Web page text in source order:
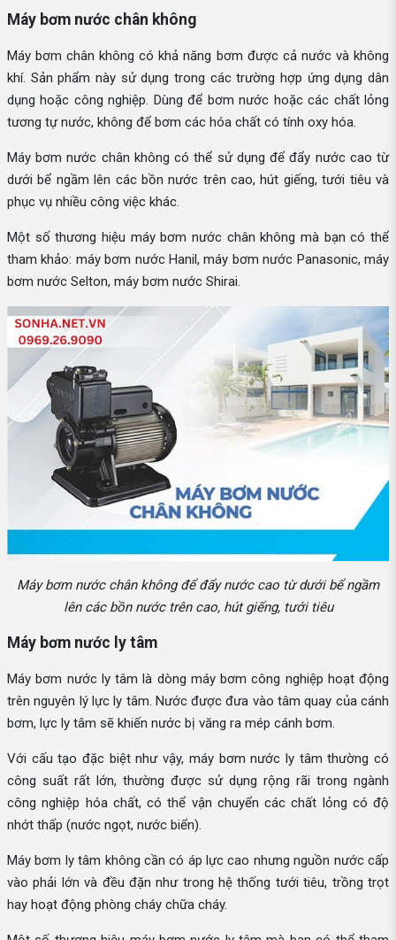
Máy bơm nước chân không
Máy bơm chân không có khả năng bơm được cả nước và không
khí. Sản phẩm này sử dụng trong các trường hợp ứng dụng dân
dụng hoặc công nghiệp. Dùng để bơm nước hoặc các chất lỏng
tương tự nước, không để bơm các hóa chất có tính oxy hóa.
Máy bơm nước chân không có thể sử dụng để đẩy nước cao từ
dưới bể ngầm lên các bồn nước trên cao, hút giếng, tưới tiêu và
phục vụ nhiều công việc khác.
Một số thương hiệu máy bơm nước chân không mà bạn có thể
tham khảo: máy bơm nước Hanil, máy bơm nước Panasonic, máy
bơm nước Selton, máy bơm nước Shirai.
Máy bơm nước chân không để đẩy nước cao từ dưới bể ngầm
lên các bồn nước trên cao, hút giếng, tưới tiêu
Máy bơm nước ly tâm
Máy bơm nước ly tâm là dòng máy bơm công nghiệp hoạt động
trên nguyên lý lực ly tâm. Nước được đưa vào tâm quay của cánh
bơm, lực ly tâm sẽ khiến nước bị văng ra mép cánh bơm.
Với cấu tạo đặc biệt như vậy, máy bơm nước ly tâm thường có
công suất rất lớn, thường được sử dụng rộng rãi trong ngành
công nghiệp hóa chất, có thể vận chuyển các chất lỏng có độ
nhớt thấp (nước ngọt, nước biển).
Máy bơm ly tâm không cần có áp lực cao nhưng nguồn nước cấp
vào phải lớn và đều đặn như trong hệ thống tưới tiêu, trồng trọt
hay hoạt động phòng cháy chữa cháy.